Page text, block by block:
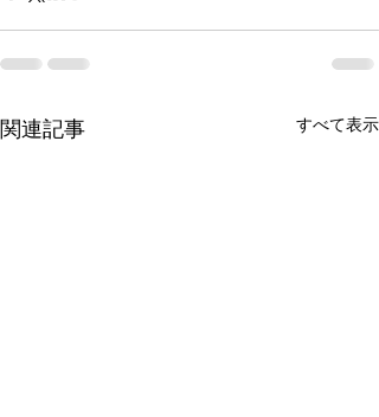
関連記事 すべて表示